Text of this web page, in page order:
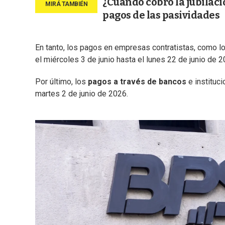
pagos de las pasividades
En tanto, los pagos en empresas contratistas, como
el miércoles 3 de junio hasta el lunes 22 de junio de
Por último, los pagos a través de bancos e
martes 2 de junio de 2026.